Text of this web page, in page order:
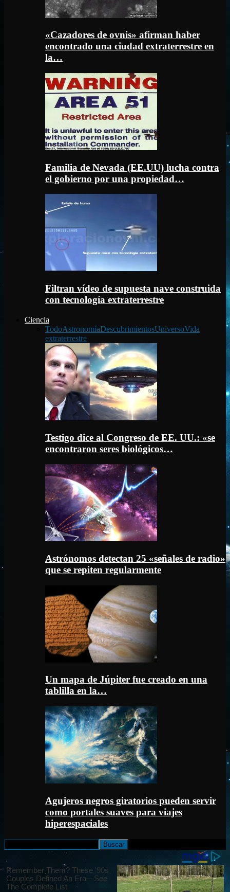
«Cazadores de ovnis» afirman haber
encontrado una ciudad extraterrestre en
la…
Familia de Nevada (EE.UU) lucha contra
el gobierno por una propiedad…
Filtran vídeo de supuesta nave construida
con tecnología extraterrestre
Ciencia
TodoAstronomíaDescubrimientosUniversoVida
extraterrestre
Testigo dice al Congreso de EE. UU.: «se
encontraron seres biológicos…
Astrónomos detectan 25 «señales de radio»
que se repiten regularmente
Un mapa de Júpiter fue creado en una
tablilla en la…
Agujeros negros giratorios pueden servir
como portales suaves para viajes
hiperespaciales